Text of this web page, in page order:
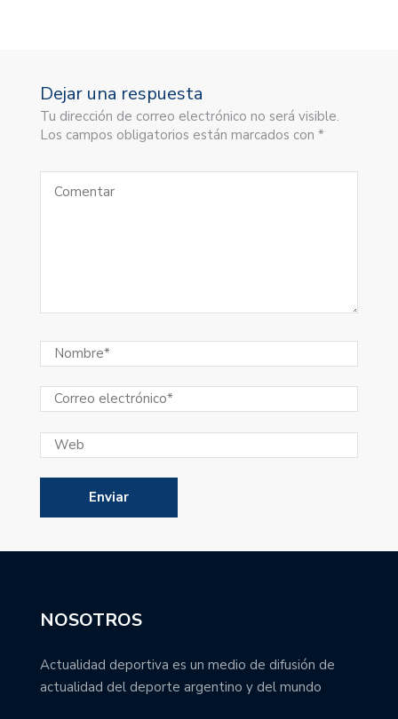
Dejar una respuesta
Tu dirección de correo electrónico no será visible.
Los campos obligatorios están marcados con *
NOSOTROS
Actualidad deportiva es un medio de difusión de
actualidad del deporte argentino y del mundo